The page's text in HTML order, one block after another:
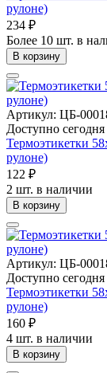
рулоне)
234 ₽
Более 10 шт. в
В корзину
Артикул: ЦБ-
Доступно сегодня
Термоэтикетки
рулоне)
122 ₽
2 шт. в наличии
В корзину
Артикул: ЦБ-
Доступно сегодня
Термоэтикетки
рулоне)
160 ₽
4 шт. в наличии
В корзину